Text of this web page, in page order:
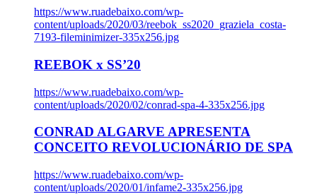
https://www.ruadebaixo.com/wp-
content/uploads/2020/03/reebok_ss2020_graziela_costa-
7193-fileminimizer-335x256.jpg
REEBOK x SS’20
https://www.ruadebaixo.com/wp-
content/uploads/2020/02/conrad-spa-4-335x256.jpg
CONRAD ALGARVE APRESENTA
CONCEITO REVOLUCIONÁRIO DE SPA
https://www.ruadebaixo.com/wp-
content/uploads/2020/01/infame2-335x256.jpg